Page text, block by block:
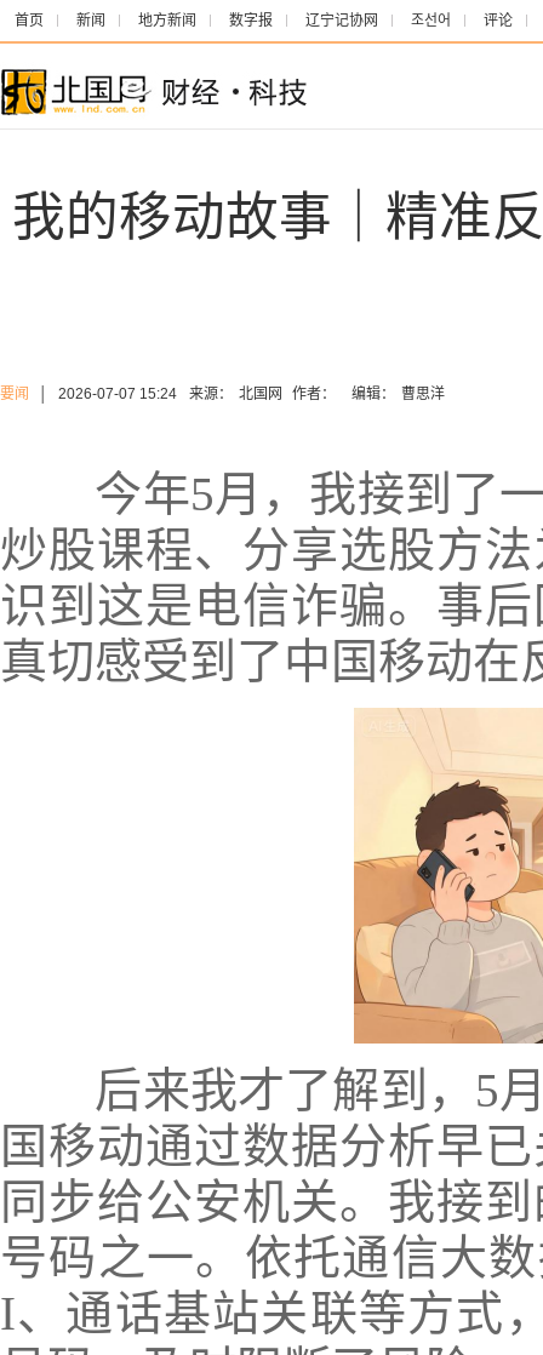
首页 新闻 地方新闻 数字报 辽宁记协网 조선어 评论
我的移动故事｜精准
要闻 2026-07-07 15:24 来源： 北国网 作者： 编辑： 曹思洋
今年5月，我接到了一
炒股课程、分享选股方
识到这是电信诈骗。事
真切感受到了中国移动
后来我才了解到，5月
国移动通过数据分析早
同步给公安机关。我接
号码之一。依托通信大
I、通话基站关联等方式